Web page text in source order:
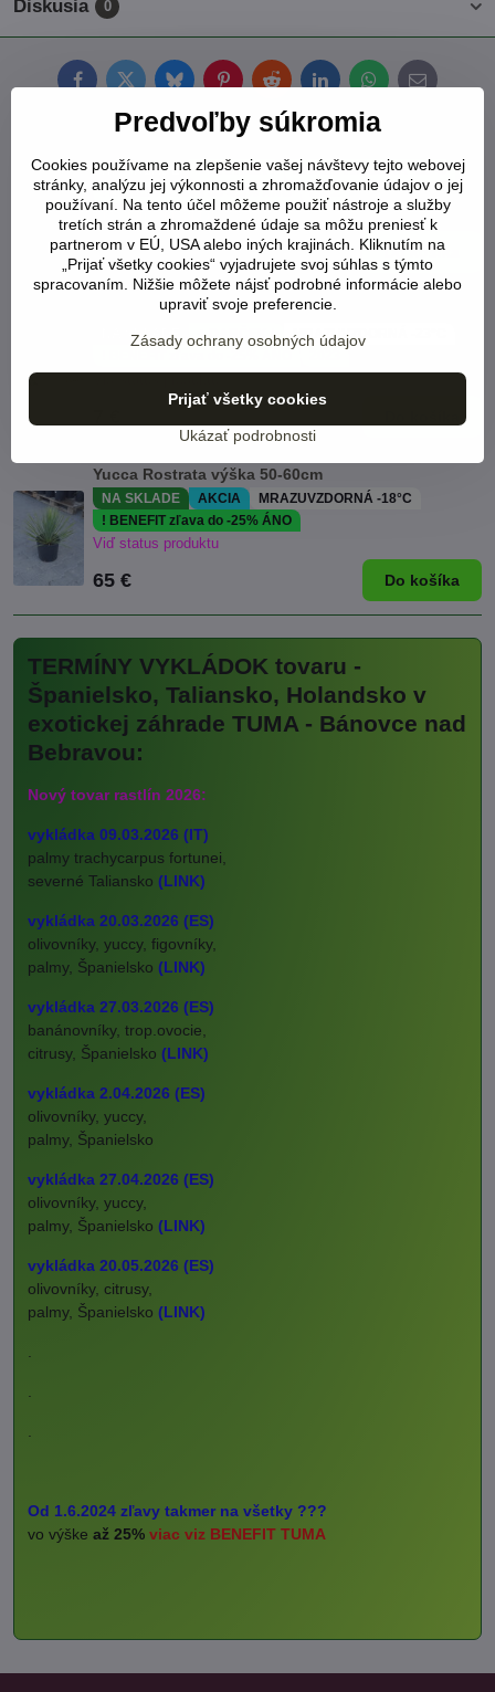
Diskusia 0
FacebookTwitterBlueskyPinterestRedditLinkedInWhatsApp
E-
NA SKLADE + DARČEK !
MRAZUVZDORNÁ -18°C
! BENEFIT zľava do -25% ÁNO
2022
Viď status produktu
5 € Do košíka
Yucca Brevifolia - 10ks semien
NA SKLADE + DARČEK !
MRAZUVZDORNÁ -23°C
Yucca Rostrata výška 50-60cm
NA SKLADE AKCIA
MRAZUVZDORNÁ -18°C
! BENEFIT zľava do -25% ÁNO
Viď status produktu
65 € Do košíka
TERMÍNY VYKLÁDOK tovaru -
Španielsko, Taliansko, Holandsko v
exotickej záhrade TUMA - Bánovce nad
Bebravou:
Nový tovar rastlín 2026:
vykládka 09.03.2026 (IT)
palmy trachycarpus fortunei,
severné Taliansko (LINK)
vykládka 20.03.2026 (ES)
olivovníky, yuccy, figovníky,
palmy, Španielsko (LINK)
vykládka 27.03.2026 (ES)
banánovníky, trop.ovocie,
citrusy, Španielsko (LINK)
vykládka 2.04.2026 (ES)
olivovníky, yuccy,
palmy, Španielsko
vykládka 27.04.2026 (ES)
olivovníky, yuccy,
palmy, Španielsko (LINK)
vykládka 20.05.2026 (ES)
olivovníky, citrusy,
palmy, Španielsko (LINK)
.
.
.
Od 1.6.2024 zľavy takmer na všetky ???
vo výške až 25% viac viz BENEFIT TUMA
Predvoľby súkromia
Cookies používame na zlepšenie vašej návštevy tejto webovej
stránky, analýzu jej výkonnosti a zhromažďovanie údajov o jej
používaní. Na tento účel môžeme použiť nástroje a služby
tretích strán a zhromaždené údaje sa môžu preniesť k
partnerom v EÚ, USA alebo iných krajinách. Kliknutím na
„Prijať všetky cookies“ vyjadrujete svoj súhlas s týmto
spracovaním. Nižšie môžete nájsť podrobné informácie alebo
upraviť svoje preferencie.
Zásady ochrany osobných údajov
Ukázať podrobnosti
Prijať všetky cookies